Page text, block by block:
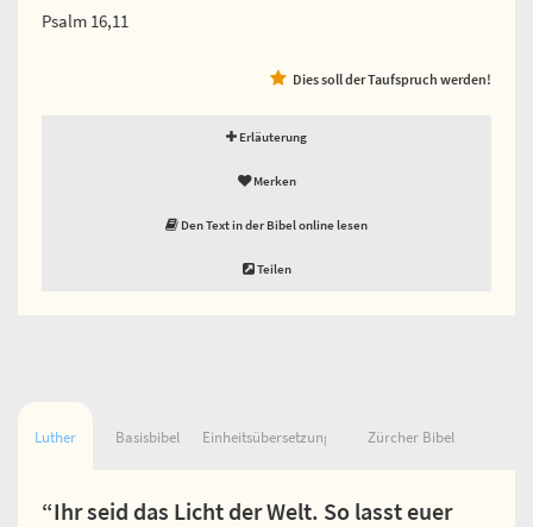
Psalm 16,11
Dies soll der Taufspruch werden!
Erläuterung
Merken
Den Text in der Bibel online lesen
Teilen
Luther Basisbibel Einheitsübersetzung Zürcher Bibel
“Ihr seid das Licht der Welt. So lasst euer